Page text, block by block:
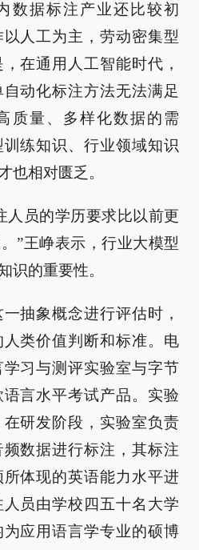
数据标注产业还比较初
人工为主，劳动密集型
在通用人工智能时代，
动化标注方法无法满足
质量、多样化数据的需
练知识、行业领域知识
也相对匮乏。
人员的学历要求比以前更
”王峥表示，行业大模型
识的重要性。
抽象概念进行评估时，
类价值判断和标准。电
习与测评实验室与字节
言水平考试产品。实验
研发阶段，实验室负责
数据进行标注，其标注
体现的英语能力水平进
员由学校四五十名大学
应用语言学专业的硕博